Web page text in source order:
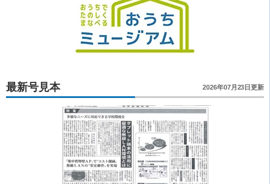
最新号見本 2026年07月23日更新